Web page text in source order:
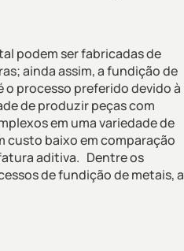
podem ser fabricadas de
ainda assim, a fundição de
o processo preferido devido à
de produzir peças com
em uma variedade de
custo baixo em comparação
aditiva. Dentre os
de fundição de metais, a